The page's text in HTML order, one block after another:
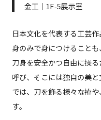
金工｜1F-5展示室
日本文化を代表する工芸
身のみで身につけることも
刀身を安全かつ自由に操
呼び、そこには独自の美
では、刀を飾る様々な拵
す。